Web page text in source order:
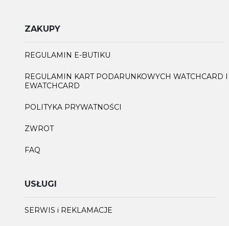
ZAKUPY
REGULAMIN E-BUTIKU
REGULAMIN KART PODARUNKOWYCH WATCHCARD I
EWATCHCARD
POLITYKA PRYWATNOŚCI
ZWROT
FAQ
USŁUGI
SERWIS i REKLAMACJE